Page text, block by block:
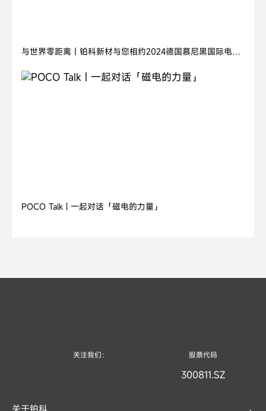
与世界零距离丨铂科新材与您相约2024德国慕尼黑国际电子
POCO Talk | 一起对话「磁电的力量」
关注我们： 股票代码
300811.SZ
关于铂科